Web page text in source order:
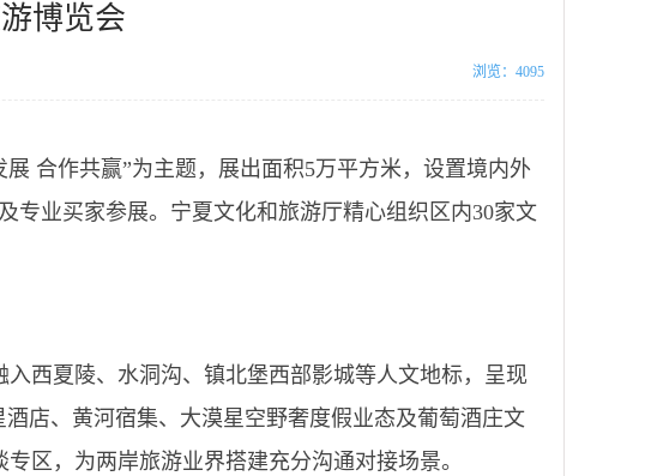
博览会
浏览：4095
合作共赢”为主题，展出面积5万平方米，设置境内外
专业买家参展。宁夏文化和旅游厅精心组织区内30家文
入西夏陵、水洞沟、镇北堡西部影城等人文地标，呈现
店、黄河宿集、大漠星空野奢度假业态及葡萄酒庄文
区，为两岸旅游业界搭建充分沟通对接场景。